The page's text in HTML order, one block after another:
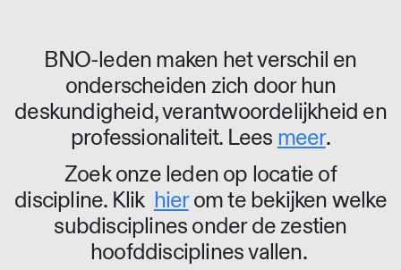
BNO-leden maken het verschil en
onderscheiden zich door hun
deskundigheid, verantwoordelijkheid en
professionaliteit. Lees meer.
Zoek onze leden op locatie of
discipline. Klik hierom te bekijken welke
subdisciplines onder de zestien
hoofddisciplines vallen.